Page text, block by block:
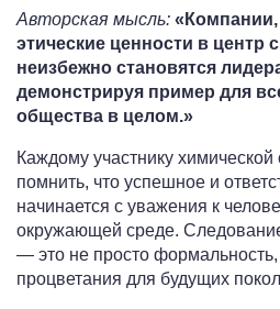
Авторская мысль: «Компании,
этические ценности в центр
неизбежно становятся
демонстрируя пример для
общества в целом.»
Каждому участнику
помнить, что успешное и
начинается с уважения к
окружающей среде.
— это не просто формальность,
процветания для будущих